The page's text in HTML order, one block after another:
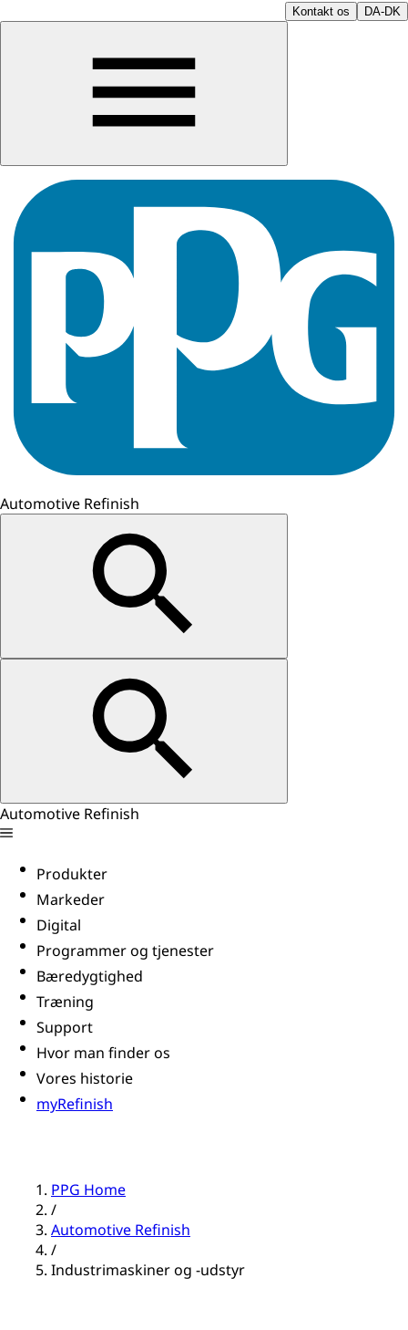
Kontakt os DA-DK
Automotive Refinish
Automotive Refinish
Produkter
Markeder
Digital
Programmer og tjenester
Bæredygtighed
Træning
Support
Hvor man finder os
Vores historie
myRefinish
PPG Home
/
Automotive Refinish
/
Industrimaskiner og -udstyr